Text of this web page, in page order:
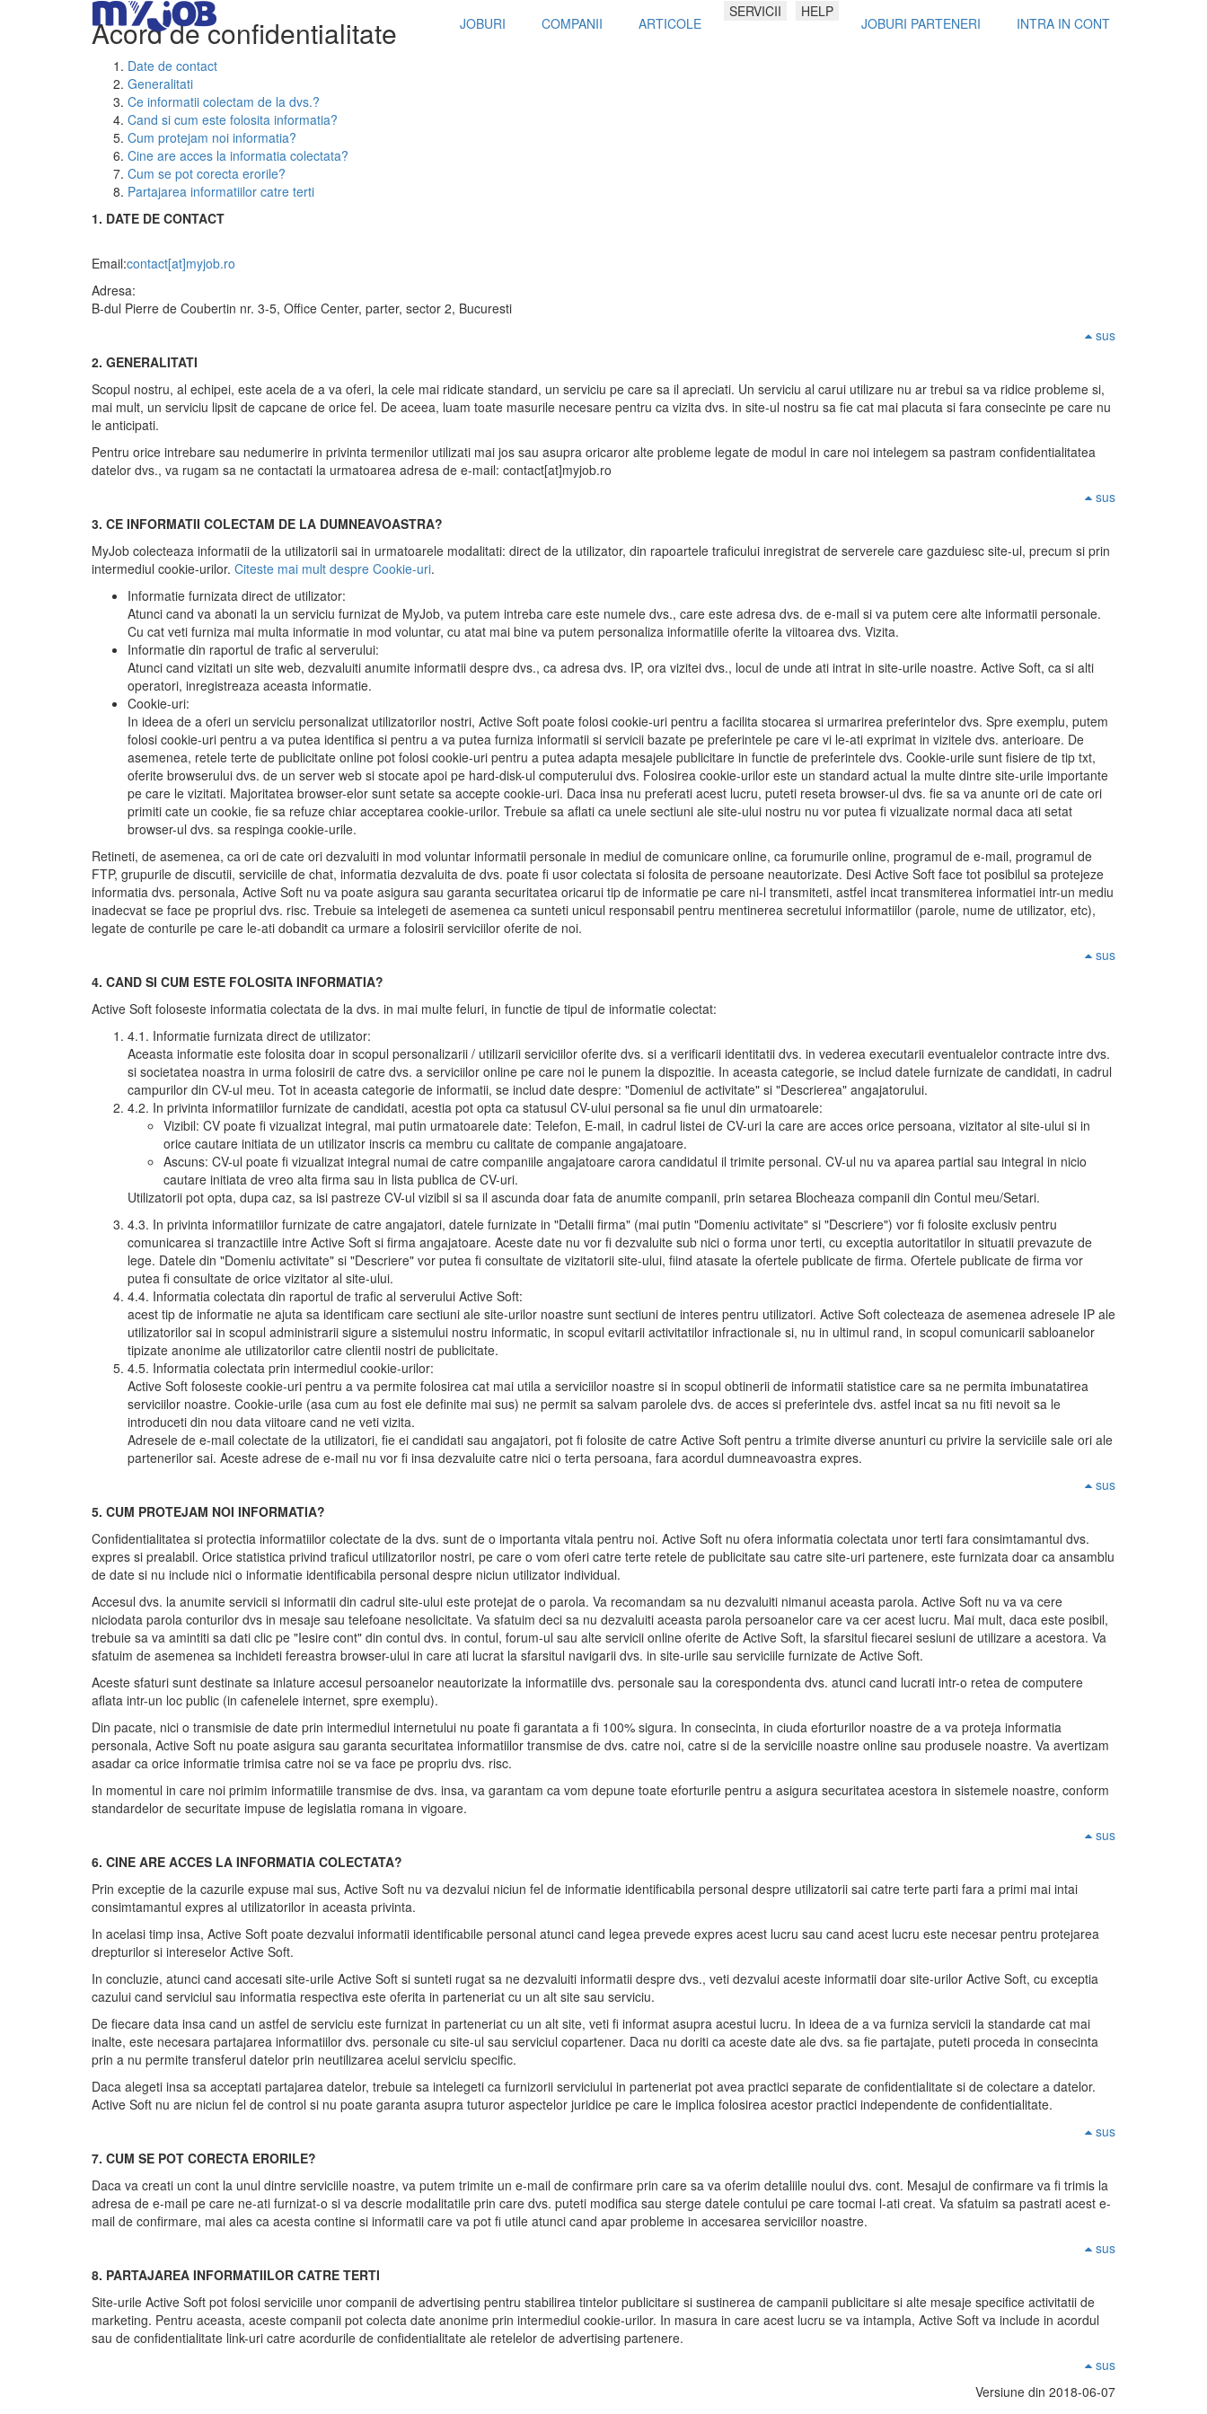
JOBURI COMPANII ARTICOLE
SERVICII HELP
JOBURI PARTENERI INTRA IN CONT
Acord de confidentialitate
Date de contact
Generalitati
Ce informatii colectam de la dvs.?
Cand si cum este folosita informatia?
Cum protejam noi informatia?
Cine are acces la informatia colectata?
Cum se pot corecta erorile?
Partajarea informatiilor catre terti
1. DATE DE CONTACT
Email:contact[at]myjob.ro
Adresa:
B-dul Pierre de Coubertin nr. 3-5, Office Center, parter, sector 2, Bucuresti
sus
2. GENERALITATI
Scopul nostru, al echipei, este acela de a va oferi, la cele mai ridicate standard, un serviciu pe care sa il apreciati. Un serviciu al carui utilizare nu ar trebui sa va ridice probleme si,
mai mult, un serviciu lipsit de capcane de orice fel. De aceea, luam toate masurile necesare pentru ca vizita dvs. in site-ul nostru sa fie cat mai placuta si fara consecinte pe care nu
le anticipati.
Pentru orice intrebare sau nedumerire in privinta termenilor utilizati mai jos sau asupra oricaror alte probleme legate de modul in care noi intelegem sa pastram confidentialitatea
datelor dvs., va rugam sa ne contactati la urmatoarea adresa de e-mail: contact[at]myjob.ro
sus
3. CE INFORMATII COLECTAM DE LA DUMNEAVOASTRA?
MyJob colecteaza informatii de la utilizatorii sai in urmatoarele modalitati: direct de la utilizator, din rapoartele traficului inregistrat de serverele care gazduiesc site-ul, precum si prin
intermediul cookie-urilor. Citeste mai mult despre Cookie-uri.
Informatie furnizata direct de utilizator:
Atunci cand va abonati la un serviciu furnizat de MyJob, va putem intreba care este numele dvs., care este adresa dvs. de e-mail si va putem cere alte informatii personale.
Cu cat veti furniza mai multa informatie in mod voluntar, cu atat mai bine va putem personaliza informatiile oferite la viitoarea dvs. Vizita.
Informatie din raportul de trafic al serverului:
Atunci cand vizitati un site web, dezvaluiti anumite informatii despre dvs., ca adresa dvs. IP, ora vizitei dvs., locul de unde ati intrat in site-urile noastre. Active Soft, ca si alti
operatori, inregistreaza aceasta informatie.
Cookie-uri:
In ideea de a oferi un serviciu personalizat utilizatorilor nostri, Active Soft poate folosi cookie-uri pentru a facilita stocarea si urmarirea preferintelor dvs. Spre exemplu, putem
folosi cookie-uri pentru a va putea identifica si pentru a va putea furniza informatii si servicii bazate pe preferintele pe care vi le-ati exprimat in vizitele dvs. anterioare. De
asemenea, retele terte de publicitate online pot folosi cookie-uri pentru a putea adapta mesajele publicitare in functie de preferintele dvs. Cookie-urile sunt fisiere de tip txt,
oferite browserului dvs. de un server web si stocate apoi pe hard-disk-ul computerului dvs. Folosirea cookie-urilor este un standard actual la multe dintre site-urile importante
pe care le vizitati. Majoritatea browser-elor sunt setate sa accepte cookie-uri. Daca insa nu preferati acest lucru, puteti reseta browser-ul dvs. fie sa va anunte ori de cate ori
primiti cate un cookie, fie sa refuze chiar acceptarea cookie-urilor. Trebuie sa aflati ca unele sectiuni ale site-ului nostru nu vor putea fi vizualizate normal daca ati setat
browser-ul dvs. sa respinga cookie-urile.
Retineti, de asemenea, ca ori de cate ori dezvaluiti in mod voluntar informatii personale in mediul de comunicare online, ca forumurile online, programul de e-mail, programul de
FTP, grupurile de discutii, serviciile de chat, informatia dezvaluita de dvs. poate fi usor colectata si folosita de persoane neautorizate. Desi Active Soft face tot posibilul sa protejeze
informatia dvs. personala, Active Soft nu va poate asigura sau garanta securitatea oricarui tip de informatie pe care ni-l transmiteti, astfel incat transmiterea informatiei intr-un mediu
inadecvat se face pe propriul dvs. risc. Trebuie sa intelegeti de asemenea ca sunteti unicul responsabil pentru mentinerea secretului informatiilor (parole, nume de utilizator, etc),
legate de conturile pe care le-ati dobandit ca urmare a folosirii serviciilor oferite de noi.
sus
4. CAND SI CUM ESTE FOLOSITA INFORMATIA?
Active Soft foloseste informatia colectata de la dvs. in mai multe feluri, in functie de tipul de informatie colectat:
4.1. Informatie furnizata direct de utilizator:
Aceasta informatie este folosita doar in scopul personalizarii / utilizarii serviciilor oferite dvs. si a verificarii identitatii dvs. in vederea executarii eventualelor contracte intre dvs.
si societatea noastra in urma folosirii de catre dvs. a serviciilor online pe care noi le punem la dispozitie. In aceasta categorie, se includ datele furnizate de candidati, in cadrul
campurilor din CV-ul meu. Tot in aceasta categorie de informatii, se includ date despre: "Domeniul de activitate" si "Descrierea" angajatorului.
4.2. In privinta informatiilor furnizate de candidati, acestia pot opta ca statusul CV-ului personal sa fie unul din urmatoarele:
Vizibil: CV poate fi vizualizat integral, mai putin urmatoarele date: Telefon, E-mail, in cadrul listei de CV-uri la care are acces orice persoana, vizitator al site-ului si in
orice cautare initiata de un utilizator inscris ca membru cu calitate de companie angajatoare.
Ascuns: CV-ul poate fi vizualizat integral numai de catre companiile angajatoare carora candidatul il trimite personal. CV-ul nu va aparea partial sau integral in nicio
cautare initiata de vreo alta firma sau in lista publica de CV-uri.
Utilizatorii pot opta, dupa caz, sa isi pastreze CV-ul vizibil si sa il ascunda doar fata de anumite companii, prin setarea Blocheaza companii din Contul meu/Setari.
4.3. In privinta informatiilor furnizate de catre angajatori, datele furnizate in "Detalii firma" (mai putin "Domeniu activitate" si "Descriere") vor fi folosite exclusiv pentru
comunicarea si tranzactiile intre Active Soft si firma angajatoare. Aceste date nu vor fi dezvaluite sub nici o forma unor terti, cu exceptia autoritatilor in situatii prevazute de
lege. Datele din "Domeniu activitate" si "Descriere" vor putea fi consultate de vizitatorii site-ului, fiind atasate la ofertele publicate de firma. Ofertele publicate de firma vor
putea fi consultate de orice vizitator al site-ului.
4.4. Informatia colectata din raportul de trafic al serverului Active Soft:
acest tip de informatie ne ajuta sa identificam care sectiuni ale site-urilor noastre sunt sectiuni de interes pentru utilizatori. Active Soft colecteaza de asemenea adresele IP ale
utilizatorilor sai in scopul administrarii sigure a sistemului nostru informatic, in scopul evitarii activitatilor infractionale si, nu in ultimul rand, in scopul comunicarii sabloanelor
tipizate anonime ale utilizatorilor catre clientii nostri de publicitate.
4.5. Informatia colectata prin intermediul cookie-urilor:
Active Soft foloseste cookie-uri pentru a va permite folosirea cat mai utila a serviciilor noastre si in scopul obtinerii de informatii statistice care sa ne permita imbunatatirea
serviciilor noastre. Cookie-urile (asa cum au fost ele definite mai sus) ne permit sa salvam parolele dvs. de acces si preferintele dvs. astfel incat sa nu fiti nevoit sa le
introduceti din nou data viitoare cand ne veti vizita.
Adresele de e-mail colectate de la utilizatori, fie ei candidati sau angajatori, pot fi folosite de catre Active Soft pentru a trimite diverse anunturi cu privire la serviciile sale ori ale
partenerilor sai. Aceste adrese de e-mail nu vor fi insa dezvaluite catre nici o terta persoana, fara acordul dumneavoastra expres.
sus
5. CUM PROTEJAM NOI INFORMATIA?
Confidentialitatea si protectia informatiilor colectate de la dvs. sunt de o importanta vitala pentru noi. Active Soft nu ofera informatia colectata unor terti fara consimtamantul dvs.
expres si prealabil. Orice statistica privind traficul utilizatorilor nostri, pe care o vom oferi catre terte retele de publicitate sau catre site-uri partenere, este furnizata doar ca ansamblu
de date si nu include nici o informatie identificabila personal despre niciun utilizator individual.
Accesul dvs. la anumite servicii si informatii din cadrul site-ului este protejat de o parola. Va recomandam sa nu dezvaluiti nimanui aceasta parola. Active Soft nu va va cere
niciodata parola conturilor dvs in mesaje sau telefoane nesolicitate. Va sfatuim deci sa nu dezvaluiti aceasta parola persoanelor care va cer acest lucru. Mai mult, daca este posibil,
trebuie sa va amintiti sa dati clic pe "Iesire cont" din contul dvs. in contul, forum-ul sau alte servicii online oferite de Active Soft, la sfarsitul fiecarei sesiuni de utilizare a acestora. Va
sfatuim de asemenea sa inchideti fereastra browser-ului in care ati lucrat la sfarsitul navigarii dvs. in site-urile sau serviciile furnizate de Active Soft.
Aceste sfaturi sunt destinate sa inlature accesul persoanelor neautorizate la informatiile dvs. personale sau la corespondenta dvs. atunci cand lucrati intr-o retea de computere
aflata intr-un loc public (in cafenelele internet, spre exemplu).
Din pacate, nici o transmisie de date prin intermediul internetului nu poate fi garantata a fi 100% sigura. In consecinta, in ciuda eforturilor noastre de a va proteja informatia
personala, Active Soft nu poate asigura sau garanta securitatea informatiilor transmise de dvs. catre noi, catre si de la serviciile noastre online sau produsele noastre. Va avertizam
asadar ca orice informatie trimisa catre noi se va face pe propriu dvs. risc.
In momentul in care noi primim informatiile transmise de dvs. insa, va garantam ca vom depune toate eforturile pentru a asigura securitatea acestora in sistemele noastre, conform
standardelor de securitate impuse de legislatia romana in vigoare.
sus
6. CINE ARE ACCES LA INFORMATIA COLECTATA?
Prin exceptie de la cazurile expuse mai sus, Active Soft nu va dezvalui niciun fel de informatie identificabila personal despre utilizatorii sai catre terte parti fara a primi mai intai
consimtamantul expres al utilizatorilor in aceasta privinta.
In acelasi timp insa, Active Soft poate dezvalui informatii identificabile personal atunci cand legea prevede expres acest lucru sau cand acest lucru este necesar pentru protejarea
drepturilor si intereselor Active Soft.
In concluzie, atunci cand accesati site-urile Active Soft si sunteti rugat sa ne dezvaluiti informatii despre dvs., veti dezvalui aceste informatii doar site-urilor Active Soft, cu exceptia
cazului cand serviciul sau informatia respectiva este oferita in parteneriat cu un alt site sau serviciu.
De fiecare data insa cand un astfel de serviciu este furnizat in parteneriat cu un alt site, veti fi informat asupra acestui lucru. In ideea de a va furniza servicii la standarde cat mai
inalte, este necesara partajarea informatiilor dvs. personale cu site-ul sau serviciul copartener. Daca nu doriti ca aceste date ale dvs. sa fie partajate, puteti proceda in consecinta
prin a nu permite transferul datelor prin neutilizarea acelui serviciu specific.
Daca alegeti insa sa acceptati partajarea datelor, trebuie sa intelegeti ca furnizorii serviciului in parteneriat pot avea practici separate de confidentialitate si de colectare a datelor.
Active Soft nu are niciun fel de control si nu poate garanta asupra tuturor aspectelor juridice pe care le implica folosirea acestor practici independente de confidentialitate.
sus
7. CUM SE POT CORECTA ERORILE?
Daca va creati un cont la unul dintre serviciile noastre, va putem trimite un e-mail de confirmare prin care sa va oferim detaliile noului dvs. cont. Mesajul de confirmare va fi trimis la
adresa de e-mail pe care ne-ati furnizat-o si va descrie modalitatile prin care dvs. puteti modifica sau sterge datele contului pe care tocmai l-ati creat. Va sfatuim sa pastrati acest e-
mail de confirmare, mai ales ca acesta contine si informatii care va pot fi utile atunci cand apar probleme in accesarea serviciilor noastre.
sus
8. PARTAJAREA INFORMATIILOR CATRE TERTI
Site-urile Active Soft pot folosi serviciile unor companii de advertising pentru stabilirea tintelor publicitare si sustinerea de campanii publicitare si alte mesaje specifice activitatii de
marketing. Pentru aceasta, aceste companii pot colecta date anonime prin intermediul cookie-urilor. In masura in care acest lucru se va intampla, Active Soft va include in acordul
sau de confidentialitate link-uri catre acordurile de confidentialitate ale retelelor de advertising partenere.
sus
Versiune din 2018-06-07